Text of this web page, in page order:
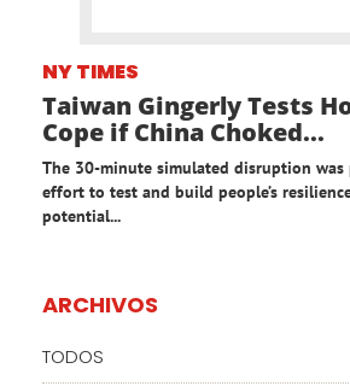
NY TIMES
Taiwan Gingerly Tests
Cope if China Choked...
The 30-minute simulated disruption was
effort to test and build people’s
potential...
ARCHIVOS
TODOS